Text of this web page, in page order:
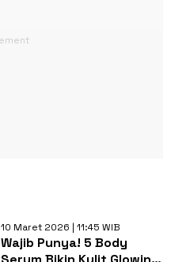
10 Maret 2026 | 11:45 WIB
Wajib Punya! 5 Body